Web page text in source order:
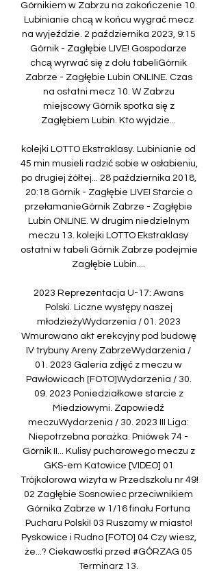
Górnikiem w Zabrzu na zakończenie 10.
Lubinianie chcą w końcu wygrać mecz
na wyjeździe. 2 października 2023, 9:15
Górnik - Zagłębie LIVE! Gospodarze
chcą wyrwać się z dołu tabeliGórnik
Zabrze - Zagłębie Lubin ONLINE. Czas
na ostatni mecz 10. W Zabrzu
miejscowy Górnik spotka się z
Zagłębiem Lubin. Kto wyjdzie...
kolejki LOTTO Ekstraklasy. Lubinianie od
45 min musieli radzić sobie w osłabieniu,
po drugiej żółtej... 28 października 2018,
20:18 Górnik - Zagłębie LIVE! Starcie o
przełamanieGórnik Zabrze - Zagłębie
Lubin ONLINE. W drugim niedzielnym
meczu 13. kolejki LOTTO Ekstraklasy
ostatni w tabeli Górnik Zabrze podejmie
Zagłębie Lubin....
2023 Reprezentacja U-17: Awans
Polski. Liczne występy naszej
młodzieżyWydarzenia / 01. 2023
Wmurowano akt erekcyjny pod budowę
IV trybuny Areny ZabrzeWydarzenia /
01. 2023 Galeria zdjęć z meczu w
Pawłowicach [FOTO]Wydarzenia / 30.
09. 2023 Poniedziałkowe starcie z
Miedziowymi. Zapowiedź
meczuWydarzenia / 30. 2023 III Liga:
Niepotrzebna porażka. Pniówek 74 -
Górnik II... Kulisy pucharowego meczu z
GKS-em Katowice [VIDEO] 01
Trójkolorowa wizyta w Przedszkolu nr 49!
02 Zagłębie Sosnowiec przeciwnikiem
Górnika Zabrze w 1/16 finału Fortuna
Pucharu Polski! 03 Ruszamy w miasto!
Pyskowice i Rudno [FOTO] 04 Czy wiesz,
że...? Ciekawostki przed #GÓRZAG 05
Terminarz 13.